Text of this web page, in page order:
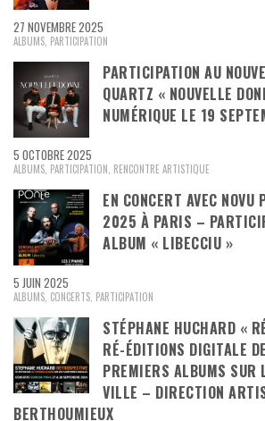
27 NOVEMBRE 2025
ALBUMS PARTICIPATION
PARTICIPATION AU
QUARTZ « NOUVELLE
NUMÉRIQUE LE 19
5 OCTOBRE 2025
ALBUMS PARTICIPATION RENCONTRE ARTISTIQUE
EN CONCERT AVEC
2025 À PARIS –
ALBUM « LIBECCIU »
5 JUIN 2025
ALBUMS CONCERTS PARTICIPATION
STÉPHANE HUCHARD «
RÉ-ÉDITIONS DIGITALE
PREMIERS ALBUMS SUR
VILLE – DIRECTION
BERTHOUMIEUX